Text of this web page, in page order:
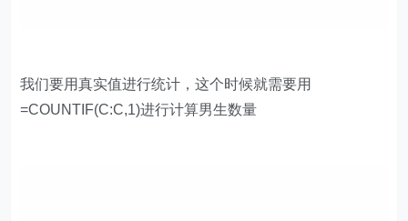
我们要用真实值进行统计，这个时候就需要用
=COUNTIF(C:C,1)进行计算男生数量